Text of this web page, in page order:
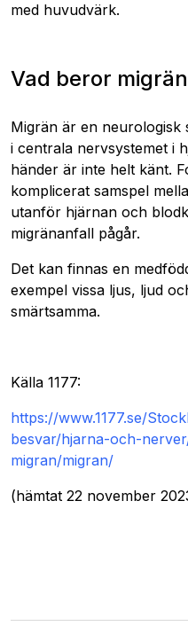
med huvudvärk.
Vad beror
Migrän är en neurologisk
i centrala nervsystemet i
händer är inte helt känt.
komplicerat samspel
utanför hjärnan och
migränanfall pågår.
Det kan finnas en
exempel vissa ljus, ljud
smärtsamma.
Källa 1177:
https://www.1177.se/
besvar/hjarna-och-
migran/migran/
(hämtat 22 november